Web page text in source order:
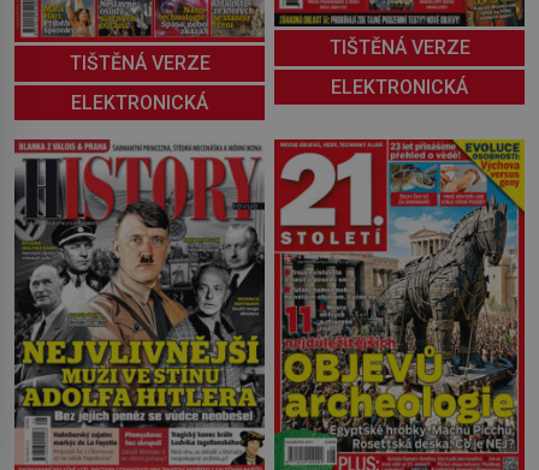
TIŠTĚNÁ VERZE
ELEKTRONICKÁ
TIŠTĚNÁ VERZE
ELEKTRONICKÁ